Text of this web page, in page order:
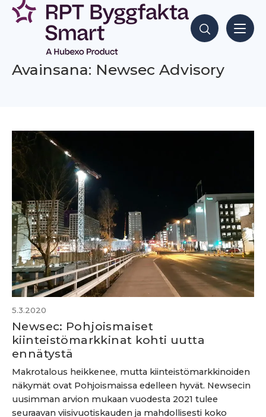
Siirry
sisältöön
Hae sisältöjä
Avainsana: Newsec Advisory
5.3.2020
Newsec: Pohjoismaiset
kiinteistömarkkinat kohti uutta
ennätystä
Makrotalous heikkenee, mutta kiinteistömarkkinoiden
näkymät ovat Pohjoismaissa edelleen hyvät. Newsecin
uusimman arvion mukaan vuodesta 2021 tulee
seuraavan viisivuotiskauden ja mahdollisesti koko